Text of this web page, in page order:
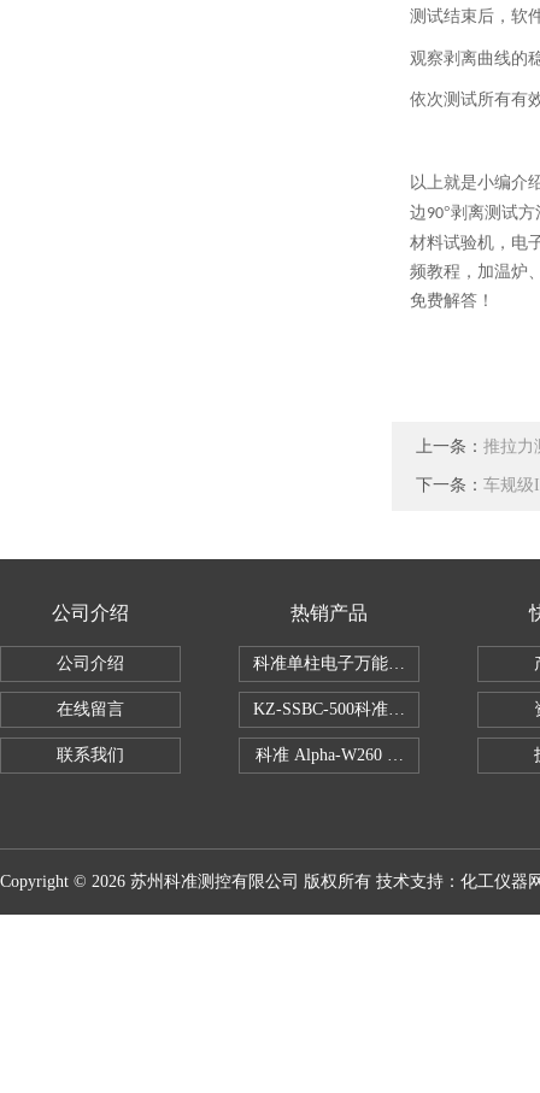
测试结束后，软
观察剥离曲线的
依次测试所有有
以上就是小编介
边 90°剥离测试方
材料试验机，电
频教程，加温炉
免费解答！
上一条： 推拉力
下一条： 车规级
公司介绍
公司介绍
在线留言
联系我们
热销产品
科准单柱电子万能拉力机KZ-SSBC-500
KZ-SSBC-500科准单柱电子万能试验
科准 Alpha-W260 半导体全自动推拉
Copyright © 2026 苏州科准测控有限公司 版权所有 技术支持： 化工仪器